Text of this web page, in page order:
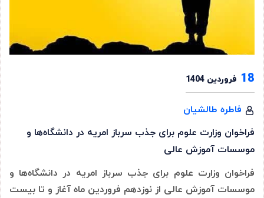
18 فروردین 1404
فاطره طالشیان
فراخوان وزارت علوم برای جذب سرباز امریه در دانشگاه‌ها و
موسسات آموزش عالی
فراخوان وزارت علوم برای جذب سرباز امریه در دانشگاه‌ها و
موسسات آموزش عالی از نوزدهم فروردین ماه آغاز و تا بیست